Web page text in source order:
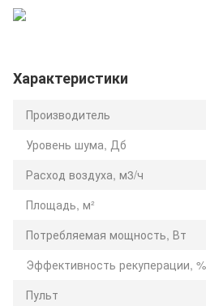
Характеристики
Производитель
Уровень шума, Дб
Расход воздуха, м3/ч
Площадь, м²
Потребляемая мощность, Вт
Эффективность рекуперации, %
Пульт